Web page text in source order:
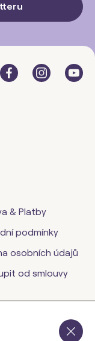
& Platby
podmínky
osobních údajů
od smlouvy